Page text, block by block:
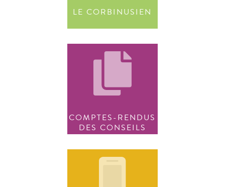
LE CORBINUSIEN
COMPTES-RENDUS
DES CONSEILS